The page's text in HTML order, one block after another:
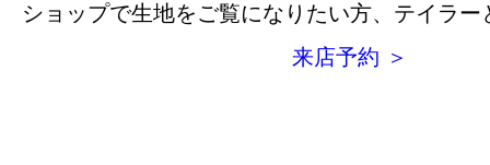
ショップで生地をご覧になりたい方、テイラ
来店予約 ＞